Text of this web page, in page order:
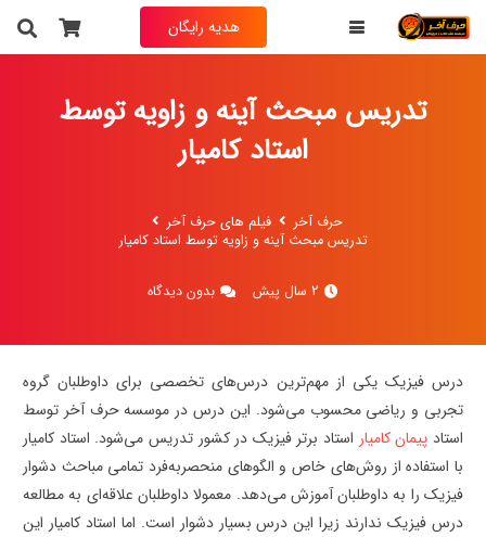
هدیه رایگان
تدریس مبحث آینه و زاویه توسط
استاد کامیار
حرف آخر
فیلم های حرف آخر
تدریس مبحث آینه و زاویه توسط استاد کامیار
2 سال پیش بدون دیدگاه
درس فیزیک یکی از مهم‌ترین درس‌های تخصصی برای داوطلبان گروه
تجربی و ریاضی محسوب می‌شود. این درس در موسسه حرف آخر توسط
استاد پیمان کامیار استاد برتر فیزیک در کشور تدریس می‌شود. استاد کامیار
با استفاده از روش‌های خاص و الگوهای منحصربه‌فرد تمامی مباحث دشوار
فیزیک را به داوطلبان آموزش می‌دهد. معمولا داوطلبان علاقه‌ای به مطالعه
درس فیزیک ندارند زیرا این درس بسیار دشوار است. اما استاد کامیار این